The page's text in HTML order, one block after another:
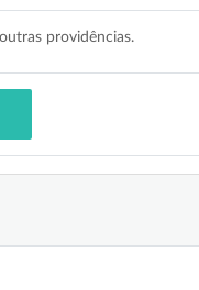
providências.